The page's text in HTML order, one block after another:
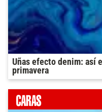
Uñas efecto denim: así
primavera